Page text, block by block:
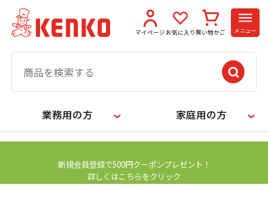
マイページ お気に入り 買い物かご メニュー
業務用の方 家庭用の方
新規会員登録で500円クーポンプレゼント！
詳しくはこちらをクリック